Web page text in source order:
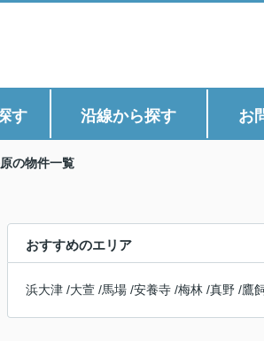
す 沿線から探す お
の物件一覧
おすすめのエリア
浜大津 /大萱 /馬場 /安養寺 /梅林 /真野 /鷹